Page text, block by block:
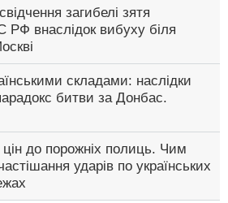
загибелі зятя
РФ внаслідок вибуху біля
складами: наслідки
битви за Донбас.
цін до порожніх полиць. Чим
ударів по українських